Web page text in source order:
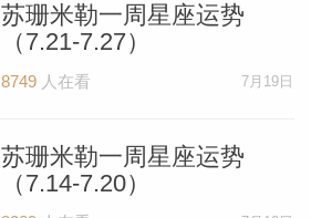
（Susan
苏珊米勒一周星座运势
（7.21-7.27）
8749人在看 7月19日
苏珊米勒一周星座运势
（7.14-7.20）